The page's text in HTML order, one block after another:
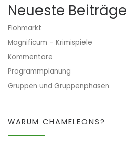
Neueste Beiträge
Flohmarkt
Magnificum – Krimispiele
Kommentare
Programmplanung
Gruppen und Gruppenphasen
WARUM CHAMELEONS?